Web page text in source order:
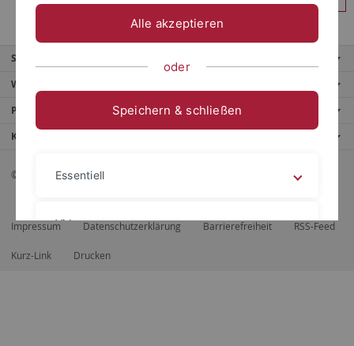
Service
Weitere Angebote
Portale
Kontaktinfo
© 2026 Eberhard Karls Universität Tübingen, Tübingen
Impressum Datenschutzerklärung Barrierefreiheit RSS-Feed
Kurz-Link Drucken
Alle akzeptieren
oder
Speichern & schließen
Essentiell
Videos